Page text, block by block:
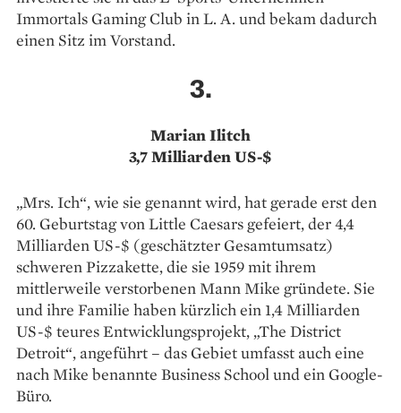
Immortals Gaming Club in L. A. und bekam dadurch
einen Sitz im Vorstand.
3.
Marian Ilitch
3,7 Milliarden US-$
„Mrs. Ich“, wie sie genannt wird, hat gerade erst den
60. Geburtstag von Little Caesars gefeiert, der 4,4
Milli­arden US-$ (geschätzter Gesamtumsatz)
schweren Pizzakette, die sie 1959 mit ihrem
mittlerweile verstorbenen Mann Mike gründete. Sie
und ihre ­Familie haben kürzlich ein 1,4 Milli­arden
US-$ teures Entwicklungsprojekt, „The District
Detroit“, angeführt – das Gebiet umfasst auch eine
nach Mike benannte Business School und ein Google-
Büro.